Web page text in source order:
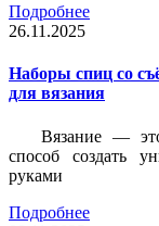
Подробнее
26.11.2025
Наборы спиц со
для вязания
Вязание —
способ создать
руками
Подробнее